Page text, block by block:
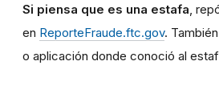
Si piensa que es una estafa ,
en ReporteFraude.ftc.gov.
o aplicación donde conoció al